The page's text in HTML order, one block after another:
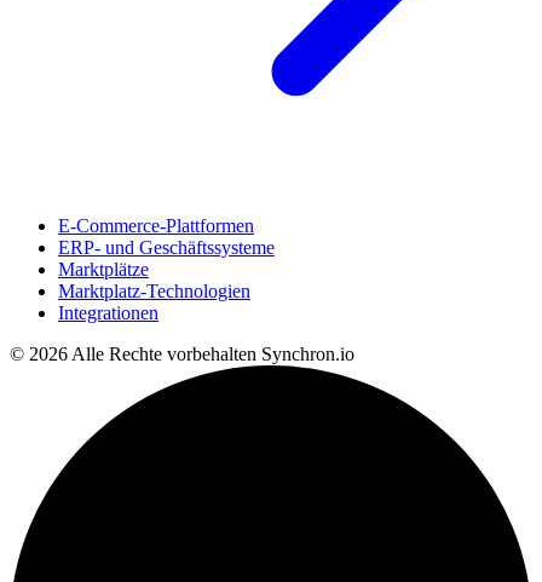
E-Commerce-Plattformen
ERP- und Geschäftssysteme
Marktplätze
Marktplatz-Technologien
Integrationen
© 2026 Alle Rechte vorbehalten Synchron.io